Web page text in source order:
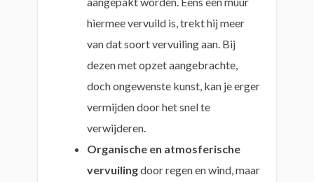
hiermee vervuild is, trekt hij meer
van dat soort vervuiling aan. Bij
dezen met opzet aangebrachte,
doch ongewenste kunst, kan je erger
vermijden door het snel te
verwijderen.
Organische en atmosferische
vervuilingdoor regen en wind, maar